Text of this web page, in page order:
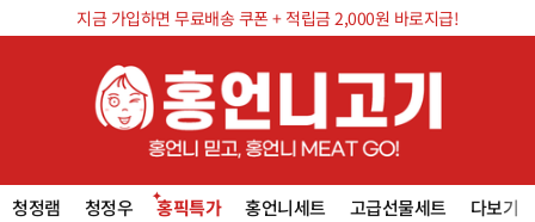
지금 가입하면 무료배송 쿠폰 + 적립금 2,000원 바로지급!
청정램 청정우 홍픽특가 홍언니세트 고급선물세트 다보기